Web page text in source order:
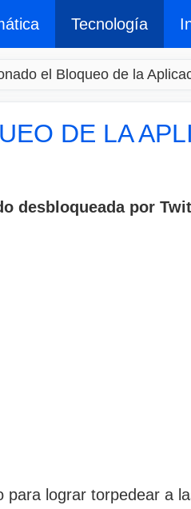
Tecnología
el Bloqueo de la
DE LA
desbloqueada por
lograr torpedear a